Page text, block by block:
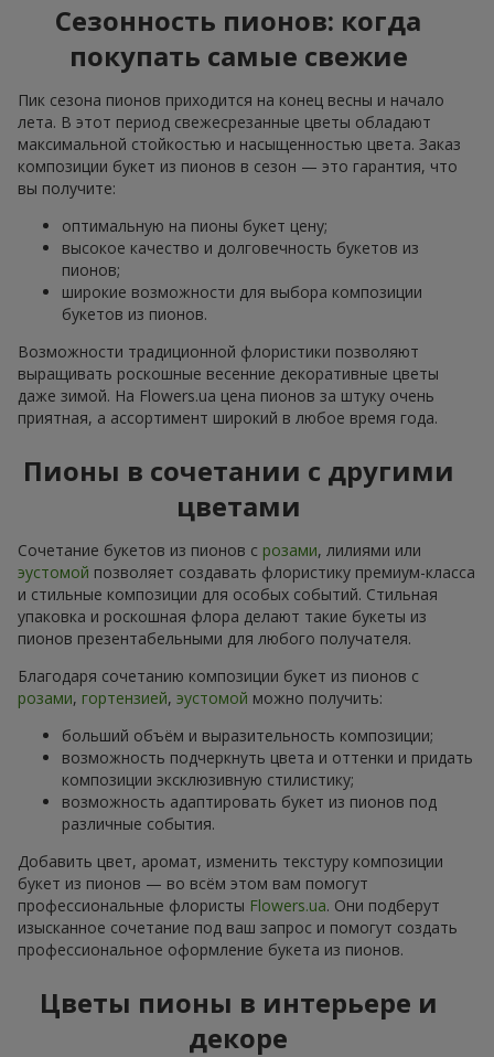
Сезонность пионов: когда
покупать самые свежие
Пик сезона пионов приходится на конец весны и начало
лета. В этот период свежесрезанные цветы обладают
максимальной стойкостью и насыщенностью цвета. Заказ
композиции букет из пионов в сезон — это гарантия, что
вы получите:
оптимальную на пионы букет цену;
высокое качество и долговечность букетов из
пионов;
широкие возможности для выбора композиции
букетов из пионов.
Возможности традиционной флористики позволяют
выращивать роскошные весенние декоративные цветы
даже зимой. На Flowers.ua цена пионов за штуку очень
приятная, а ассортимент широкий в любое время года.
Пионы в сочетании с другими
цветами
Сочетание букетов из пионов с розами, лилиями или
эустомой позволяет создавать флористику премиум-класса
и стильные композиции для особых событий. Стильная
упаковка и роскошная флора делают такие букеты из
пионов презентабельными для любого получателя.
Благодаря сочетанию композиции букет из пионов с
розами, гортензией, эустомой можно получить:
больший объём и выразительность композиции;
возможность подчеркнуть цвета и оттенки и придать
композиции эксклюзивную стилистику;
возможность адаптировать букет из пионов под
различные события.
Добавить цвет, аромат, изменить текстуру композиции
букет из пионов — во всём этом вам помогут
профессиональные флористы Flowers.ua. Они подберут
изысканное сочетание под ваш запрос и помогут создать
профессиональное оформление букета из пионов.
Цветы пионы в интерьере и
декоре